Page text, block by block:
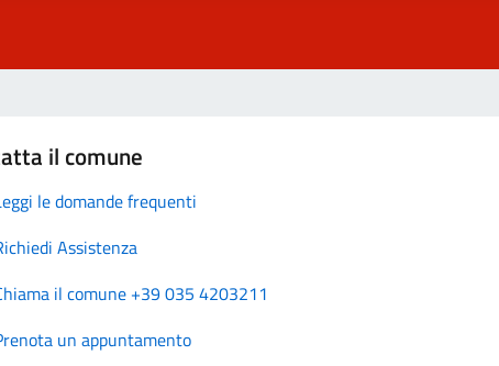
il comune
le domande frequenti
Assistenza
il comune +39 035 4203211
un appuntamento